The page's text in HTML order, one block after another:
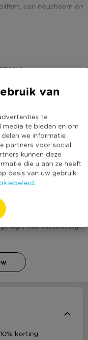
van
te
media te bieden en om
we informatie
partners voor social
kunnen deze
die u aan ze heeft
basis van uw gebruik
een neushoorn en
je nog meer leuke
Oranje
geen score
Schrijf een
e-mail adres nodig
korting